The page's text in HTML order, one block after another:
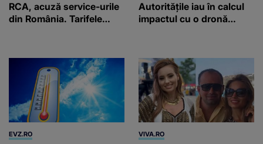
RCA, acuză service-urile
din România. Tarifele
Autoritățile iau în calcul
impactul cu o dronă
EVZ.RO VIVA.RO